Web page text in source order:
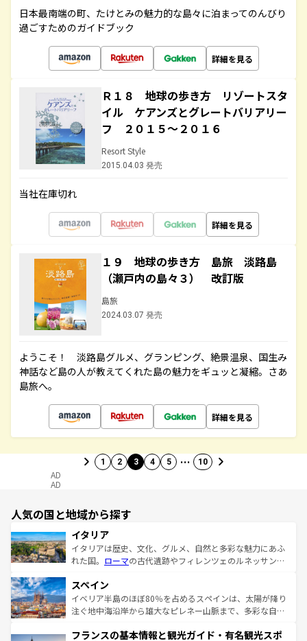
日本最南端の町、たけとみの魅力的な島々に泊まってのんびり
過ごすためのガイドブック
詳細を見る
Ｒ１８ 地球の歩き方 リゾートスタ
イル ケアンズとグレートバリアリー
フ ２０１５～２０１６
Resort Style
2015.04.03 発売
当社在庫切れ
詳細を見る
１９ 地球の歩き方 島旅 淡路島
（瀬戸内の島々３） 改訂版
島旅
2024.03.07 発売
ようこそ！ 淡路島グルメ、グランピング、絶景温泉、国生み
神話など島の人が教えてくれた島の魅力をギュッと凝縮。さあ
島旅へ。
詳細を見る
1 2 3 4 5 … 10
AD
AD
人気の国と地域から探す
イタリア
イタリアは歴史、文化、グルメ、自然と多彩な魅力にあふ
れた国。 ローマの古代遺跡やフィレンツェのルネッサンス
ろん、トスカーナの美しい田園風景やアマルフィ海岸の絶
景など、自然景観も見逃せない。観光の合間には、本場の
ピザやパスタなど、絶品のイタリア料理を堪能することも
ませてくれるイタリアで、忘れられない旅をしてみよう！
スペイン
イベリア半島のほぼ80％を占めるスペインは、太陽が降り
注ぐ地中海沿岸から雄大なピレネー山脈まで、多彩な自然
文化が根付くこの国では、情熱的なフラメンコ、熱気あふ
フランスの基本情報と観光ガイド・有名観光スポ